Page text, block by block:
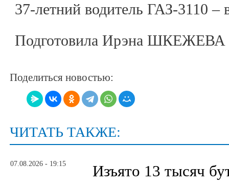
37-летний водитель ГАЗ-3110 –
Подготовила Ирэна ШКЕЖЕВА
Поделиться новостью:
ЧИТАТЬ ТАКЖЕ:
07.08.2026 - 19:15 Изъято 13 тысяч